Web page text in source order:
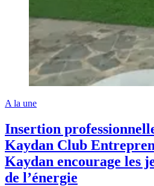
A la une
Insertion
Kaydan Club
Kaydan encourage les
de l’énergie